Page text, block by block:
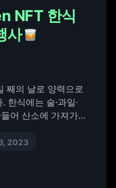
NFT 한식
사
째의 날로 양력으로
식에는 술·과일·
들어 산소에 가져가
새로 입히기도 합니
절 중 하나입니다.
2023